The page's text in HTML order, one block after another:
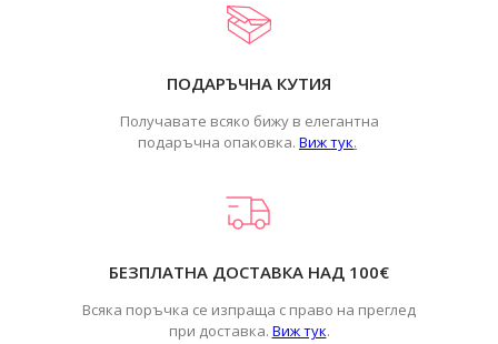
ПОДАРЪЧНА КУТИЯ
Получавате всяко бижу в елегантна
подаръчна опаковка. Виж тук.
БЕЗПЛАТНА ДОСТАВКА НАД 100€
Всяка поръчка се изпраща с право на преглед
при доставка. Виж тук.